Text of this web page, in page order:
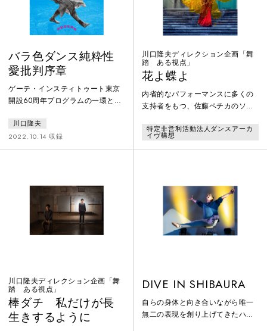
ツアー公式Webサイト：https://s
バラ色ダンス純粋性
愛批判序章
ゲーテ・インスティトゥート東京
開設60周年プログラムの一環とし
品「バラ色ダンス」(1965)をキャ
ンプの視点から読み替え、21世紀
のバラ色ダンスプロジェクトとし
トパフォーマーに、日替わりで木
部与巴仁、川村浪子、砂山典子を
それぞれ招いている。また公演同
日に関連鈴木章浩キュレーション
による映像上映プログラムを行い
川口隆夫
2022.10.14 収録
川口隆夫ディレクション企画「舞
踏 ある視点」
花よ蝶よ
内省的なパフォーマンスに多くの
支持者をもつ、佐藤ペチカのソロ
園駅の階段を降り、地下空間で水
と遊戯し、やがて大きな向日葵の
外の関係を変容させていく、静か
なスリルに満ちた映像作品。
特定非営利活動法人ダンスアーカ
イヴ構想
川口隆夫ディレクション企画「舞
踏 ある視点」
棒ダチ 私だけが長
生きするように
DIVE IN SHIBAURA
自らの身体と向き合いながら唯一
無二の表現を創り上げてきたハン